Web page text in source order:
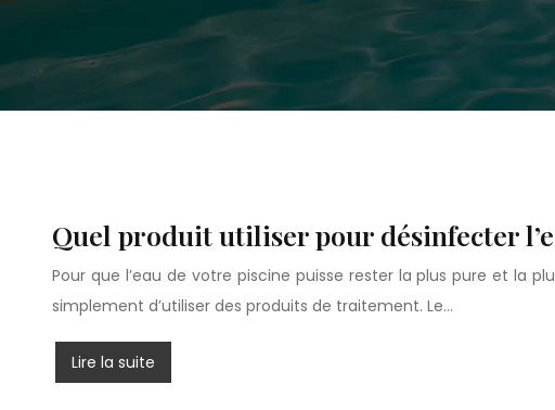
Quel produit utiliser pour désinfecter
Pour que l’eau de votre piscine puisse rester la plus pure et la
simplement d’utiliser des produits de traitement. Le…
Lire la suite